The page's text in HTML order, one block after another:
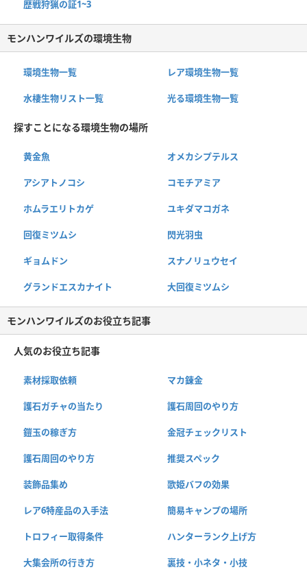
歴戦狩猟の証1~3
モンハンワイルズの環境生物
環境生物一覧 レア環境生物一覧
水棲生物リスト一覧 光る環境生物一覧
探すことになる環境生物の場所
黄金魚 オメカシプテルス
アシアトノコシ コモチアミア
ホムラエリトカゲ ユキダマコガネ
回復ミツムシ 閃光羽虫
ギョムドン スナノリュウセイ
グランドエスカナイト 大回復ミツムシ
モンハンワイルズのお役立ち記事
人気のお役立ち記事
素材採取依頼 マカ錬金
護石ガチャの当たり 護石周回のやり方
鎧玉の稼ぎ方 金冠チェックリスト
護石周回のやり方 推奨スペック
装飾品集め 歌姫バフの効果
レア6特産品の入手法 簡易キャンプの場所
トロフィー取得条件 ハンターランク上げ方
大集会所の行き方 裏技・小ネタ・小技